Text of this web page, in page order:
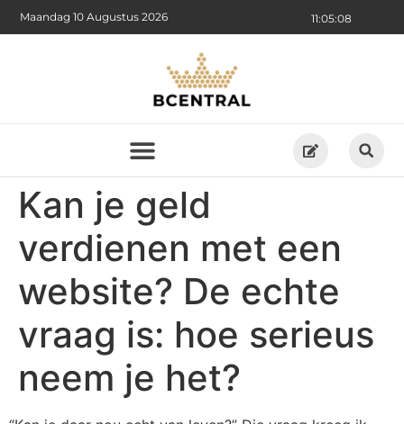
11:05:08
Maandag 10 Augustus 2026
Kan je geld
verdienen met een
website? De echte
vraag is: hoe serieus
neem je het?